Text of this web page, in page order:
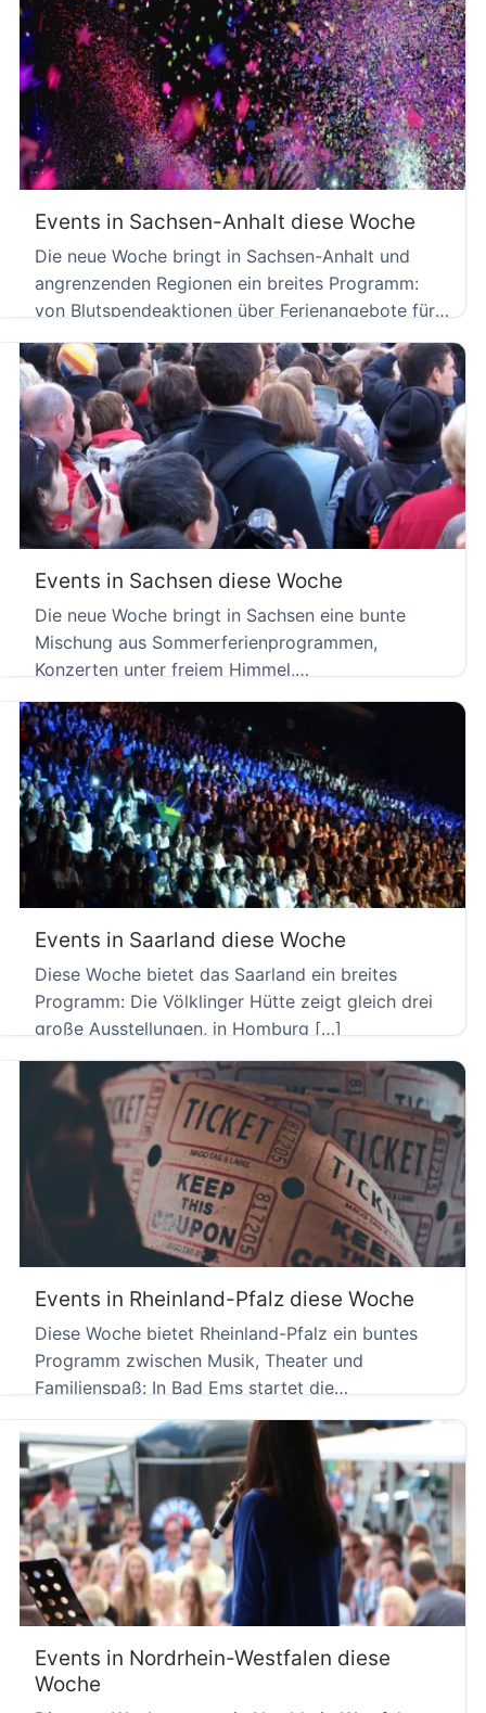
Events in Sachsen-Anhalt diese Woche
Die neue Woche bringt in Sachsen-Anhalt und
angrenzenden Regionen ein breites Programm:
von Blutspendeaktionen über Ferienangebote für
Kinder […]
Events in Sachsen diese Woche
Die neue Woche bringt in Sachsen eine bunte
Mischung aus Sommerferienprogrammen,
Konzerten unter freiem Himmel,
Museumsbesuchen und Blutspendeaktionen. […]
Events in Saarland diese Woche
Diese Woche bietet das Saarland ein breites
Programm: Die Völklinger Hütte zeigt gleich drei
große Ausstellungen, in Homburg […]
Events in Rheinland-Pfalz diese Woche
Diese Woche bietet Rheinland-Pfalz ein buntes
Programm zwischen Musik, Theater und
Familienspaß: In Bad Ems startet die
Offenbachiade […]
Events in Nordrhein-Westfalen diese
Woche